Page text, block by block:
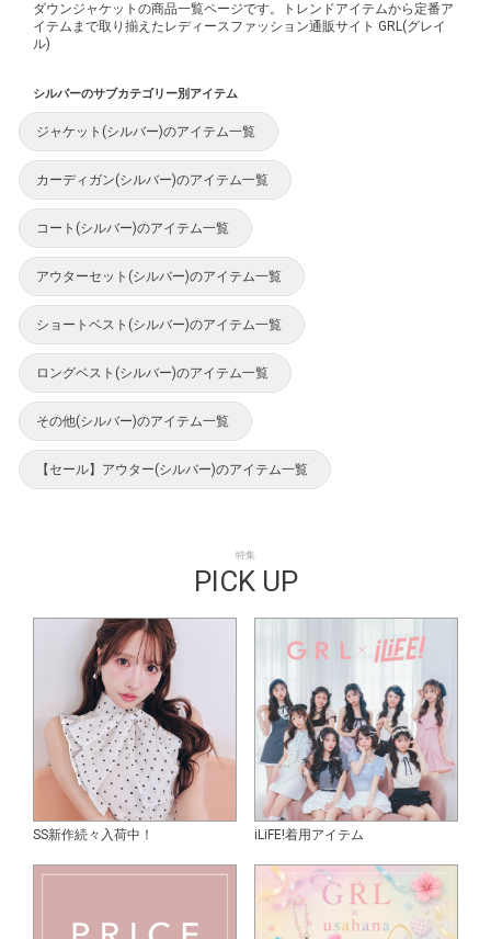
ダウンジャケットの商品一覧ページです。トレンドアイテムから定番ア
イテムまで取り揃えたレディースファッション通販サイト GRL(グレイ
ル)
シルバーのサブカテゴリー別アイテム
ジャケット(シルバー)のアイテム一覧
カーディガン(シルバー)のアイテム一覧
コート(シルバー)のアイテム一覧
アウターセット(シルバー)のアイテム一覧
ショートベスト(シルバー)のアイテム一覧
ロングベスト(シルバー)のアイテム一覧
その他(シルバー)のアイテム一覧
【セール】アウター(シルバー)のアイテム一覧
特集
PICK UP
SS新作続々入荷中！ iLiFE!着用アイテム